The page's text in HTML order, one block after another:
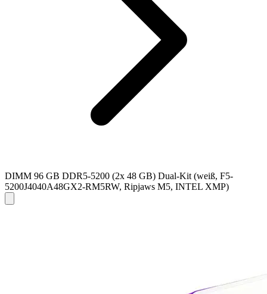
DIMM 96 GB DDR5-5200 (2x 48 GB) Dual-Kit (weiß, F5-
5200J4040A48GX2-RM5RW, Ripjaws M5, INTEL XMP)